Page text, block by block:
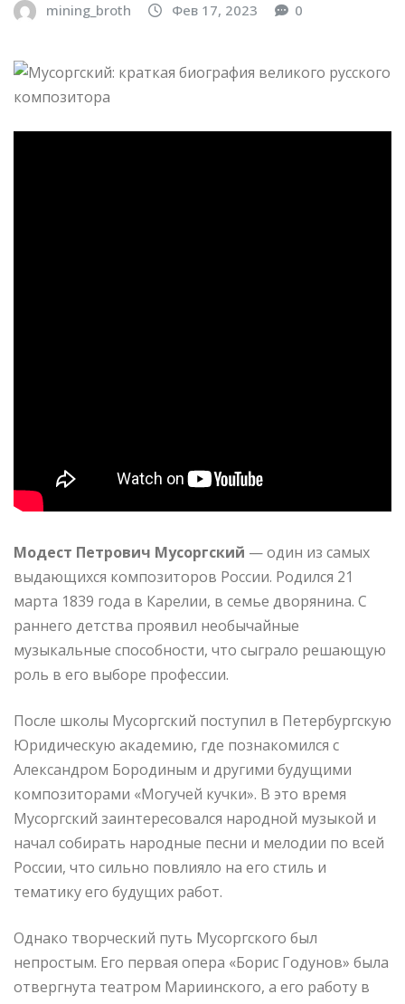
mining_broth Фев 17, 2023 0
Модест Петрович Мусоргский — один из самых
выдающихся композиторов России. Родился 21
марта 1839 года в Карелии, в семье дворянина. С
раннего детства проявил необычайные
музыкальные способности, что сыграло решающую
роль в его выборе профессии.
После школы Мусоргский поступил в Петербургскую
Юридическую академию, где познакомился с
Александром Бородиным и другими будущими
композиторами «Могучей кучки». В это время
Мусоргский заинтересовался народной музыкой и
начал собирать народные песни и мелодии по всей
России, что сильно повлияло на его стиль и
тематику его будущих работ.
Однако творческий путь Мусоргского был
непростым. Его первая опера «Борис Годунов» была
отвергнута театром Мариинского, а его работу в